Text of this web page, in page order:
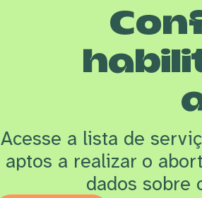
Acesse a lista de
aptos a realizar o
dados sobre